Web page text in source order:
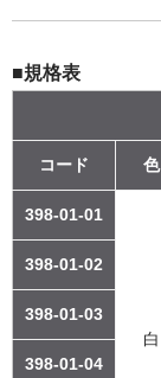
■規格表
コード 色
398-01-01
白
398-01-02
398-01-03
398-01-04